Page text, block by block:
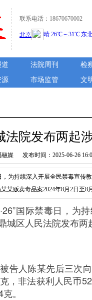
联系电话：18670670002
道 法院周刊 检
源 市场监管 文
法院发布两起
融媒 发布时间：2025-06-26
，为持续深入开展全民禁毒宣传
某贩卖毒品案2024年8月2日至8
杨某某从陈某处获取依托咪酯后
国际禁毒日，为
区人民法院发布两
告人陈某先后三次
，非法获利人民币
。